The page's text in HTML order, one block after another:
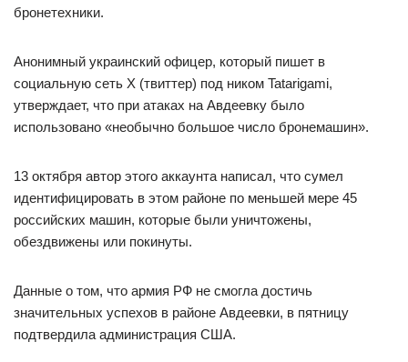
бронетехники.
Анонимный украинский офицер, который пишет в
социальную сеть Х (твиттер) под ником Tatarigami,
утверждает, что при атаках на Авдеевку было
использовано «необычно большое число бронемашин».
13 октября автор этого аккаунта написал, что сумел
идентифицировать в этом районе по меньшей мере 45
российских машин, которые были уничтожены,
обездвижены или покинуты.
Данные о том, что армия РФ не смогла достичь
значительных успехов в районе Авдеевки, в пятницу
подтвердила администрация США.